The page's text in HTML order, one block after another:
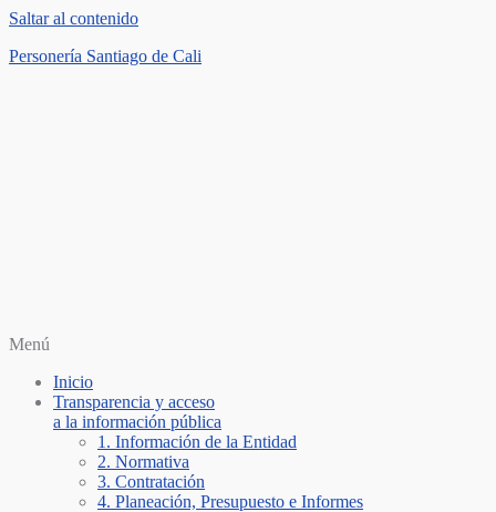
Saltar al contenido
Personería Santiago de Cali
Menú
Inicio
Transparencia y acceso
a la información pública
1. Información de la Entidad
2. Normativa
3. Contratación
4. Planeación, Presupuesto e Informes